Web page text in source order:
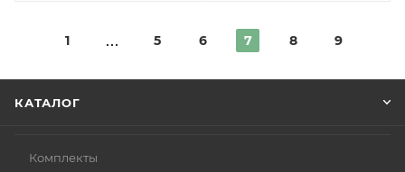
1 5 6 7 8 9
КАТАЛОГ
Комплекты